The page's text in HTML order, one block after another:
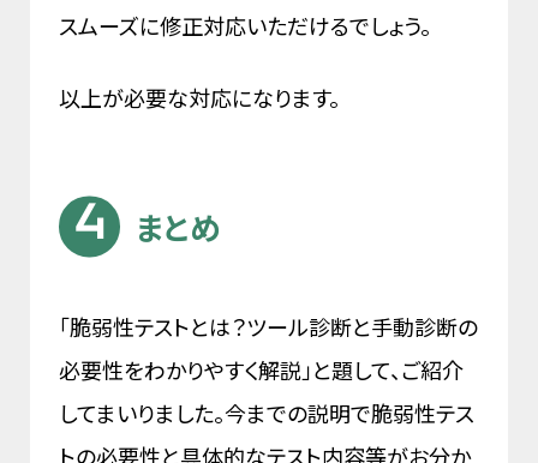
スムーズに修正対応いただけるでしょう。
以上が必要な対応になります。
まとめ
「脆弱性テストとは？ツール診断と手動診断の
必要性をわかりやすく解説」と題して、ご紹介
してまいりました。今までの説明で脆弱性テス
トの必要性と具体的なテスト内容等がお分か